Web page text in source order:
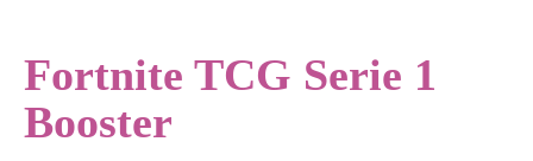
Fortnite TCG Serie 1
Booster